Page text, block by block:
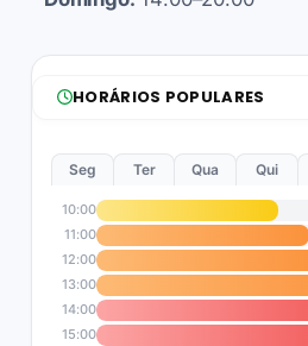
HORÁRIOS POPULARES
Seg Ter Qua Qui
10:00
11:00
12:00
13:00
14:00
15:00